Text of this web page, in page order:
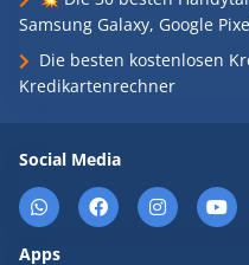
Samsung Galaxy, Google
Die besten kostenlosen
Kredikartenrechner
Social Media
Apps